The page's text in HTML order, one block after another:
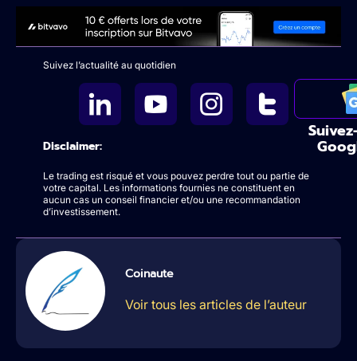
Suivez l’actualité au quotidien
Disclaimer:
Le trading est risqué et vous pouvez perdre tout ou partie de
votre capital. Les informations fournies ne constituent en
aucun cas un conseil financier et/ou une recommandation
d’investissement.
Coinaute
Voir tous les articles de l’auteur